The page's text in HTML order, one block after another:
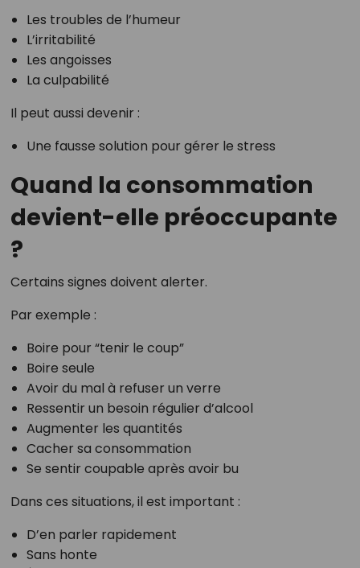
Les troubles de l’humeur
L’irritabilité
Les angoisses
La culpabilité
Il peut aussi devenir :
Une fausse solution pour gérer le stress
Quand la consommation
devient-elle préoccupante
?
Certains signes doivent alerter.
Par exemple :
Boire pour “tenir le coup”
Boire seule
Avoir du mal à refuser un verre
Ressentir un besoin régulier d’alcool
Augmenter les quantités
Cacher sa consommation
Se sentir coupable après avoir bu
Dans ces situations, il est important :
D’en parler rapidement
Sans honte